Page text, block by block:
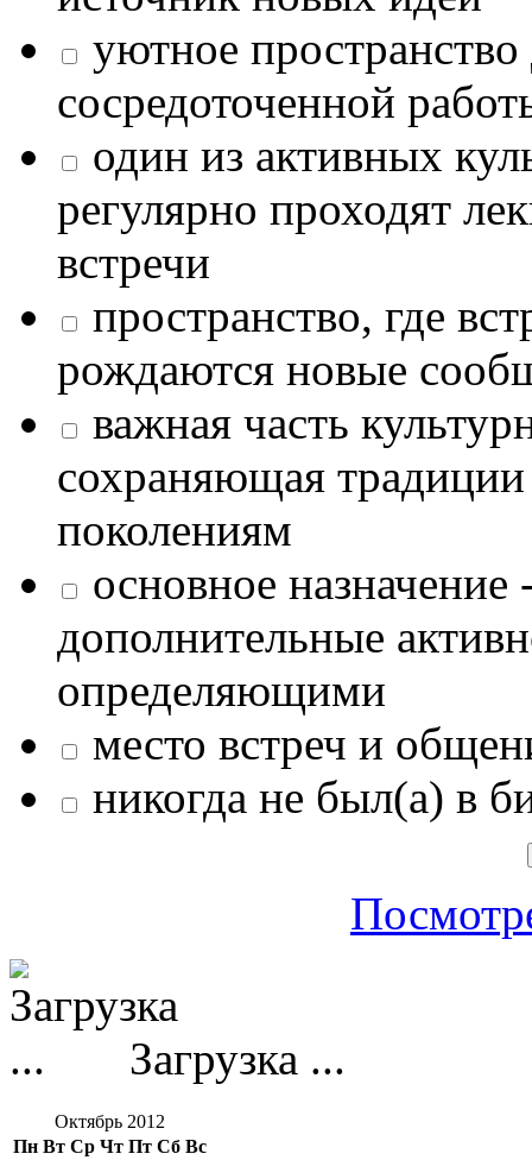
уютное
сосредоточенной
один из активных
регулярно проходят
встречи
пространство, где
рождаются новые
важная часть
сохраняющая
поколениям
основное назначение
дополнительные
определяющими
место встреч и
никогда не был(а) в
Загрузка ...
Октябрь 2012
Пн Вт Ср Чт Пт Сб Вс